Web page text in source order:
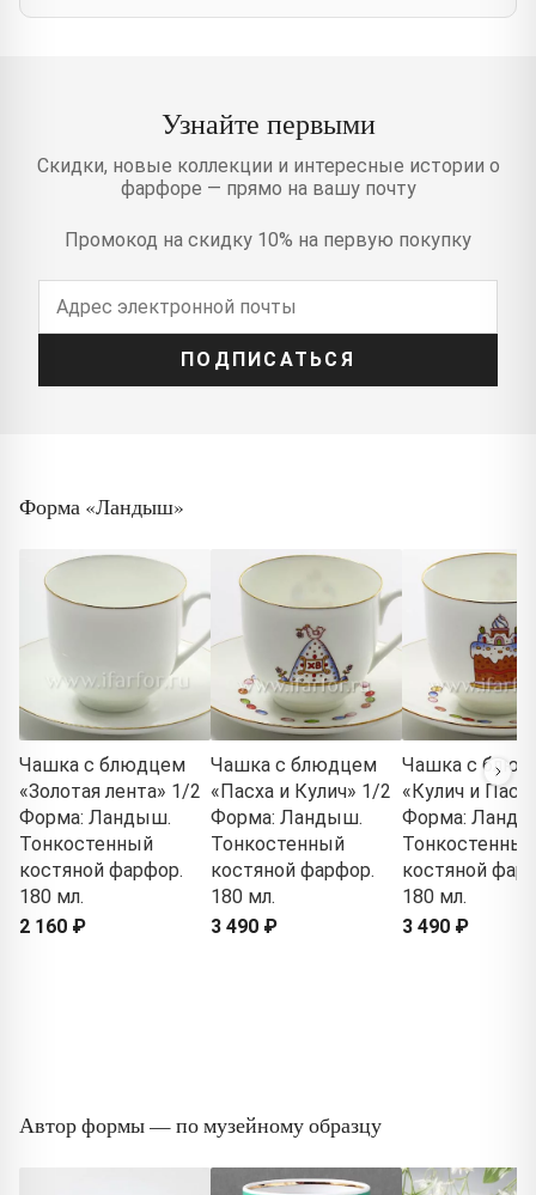
Узнайте первыми
Скидки, новые коллекции и интересные истории о
фарфоре — прямо на вашу почту
Промокод на скидку 10% на первую покупку
ПОДПИСАТЬСЯ
Форма «Ландыш»
Чашка с блюдцем
«Золотая лента» 1/2
Форма: Ландыш.
Тонкостенный
костяной фарфор.
180 мл.
2 160 ₽
Чашка с блюдцем
«Пасха и Кулич» 1/2
Форма: Ландыш.
Тонкостенный
костяной фарфор.
180 мл.
3 490 ₽
Чашка с
«Кулич и
Форма:
Тонкостенный
костяной
180 мл.
3 490 ₽
Автор формы — по музейному образцу